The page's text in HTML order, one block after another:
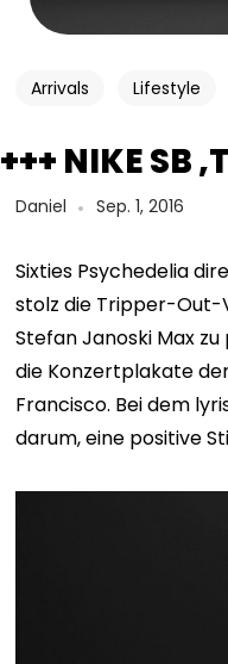
Arrivals Lifestyle
+++ NIKE SB
Daniel Sep. 1, 2016
Sixties Psychedelia
stolz die Tripper-Out-
Stefan Janoski Max
die Konzertplakate
Francisco. Bei dem
darum, eine positive